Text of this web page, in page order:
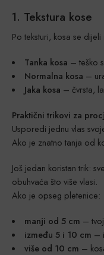
1. Tekstura kose
Po teksturi, kosa se
Tanka kosa – teško
Normalna kosa –
Jaka kosa – čvrsta,
Praktični trikovi za
Usporedi jednu vlas
Ako je znatno tanja od
Još jedan koristan trik:
obuhvaća što više vlasi.
Ako je opseg pletenice:
manji od 5 cm –
između 5 i 10 cm –
više od 10 cm –